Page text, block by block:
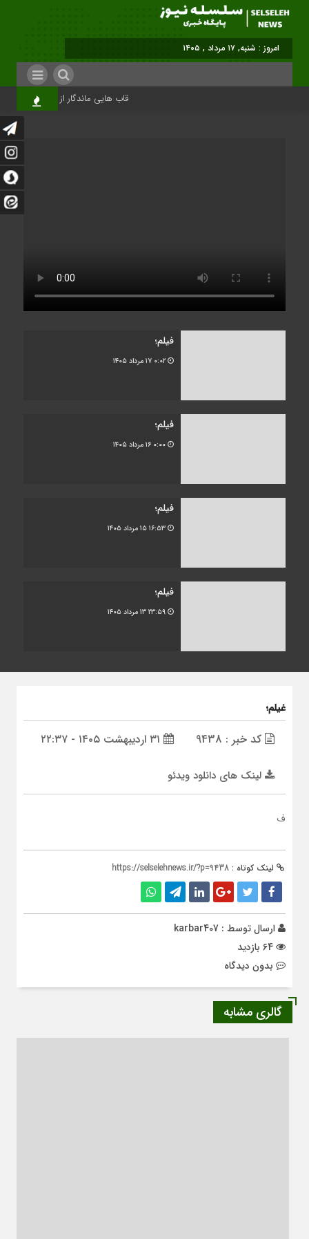
امروز : شنبه, ۱۷ مرداد , ۱۴۰۵
قاب هایی ماندگار از تشییع رهبر
فیلم؛
۱۷ مرداد ۱۴۰۵
فیلم؛
۱۶ مرداد ۱۴۰۵
فیلم؛
۱۵ مرداد ۱۴۰۵
فیلم؛
۱۳ مرداد ۱۴۰۵
غیلم؛
کد خبر : 9438
لینک های دانلود ویدئو
ف
لینک کوتاه : https://selselehnews.ir/?p=9438
ارسال توسط : karbar407
بدون دیدگاه
گالری مشابه